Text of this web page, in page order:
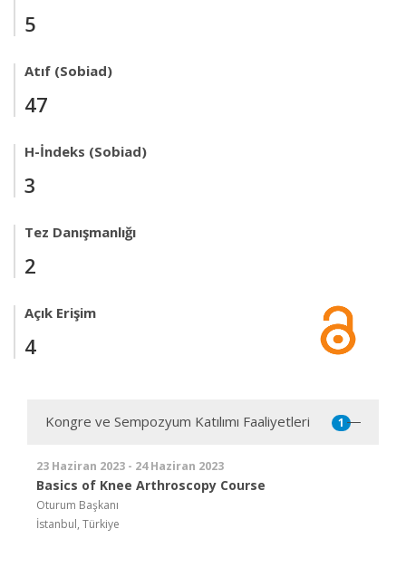
5
Atıf (Sobiad)
47
H-İndeks (Sobiad)
3
Tez Danışmanlığı
2
Açık Erişim
4
Kongre ve Sempozyum Katılımı Faaliyetleri 1
23 Haziran 2023 - 24 Haziran 2023
Basics of Knee Arthroscopy Course
Oturum Başkanı
İstanbul, Türkiye